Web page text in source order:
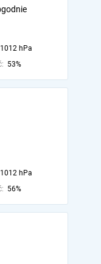
1012 hPa
53%
1012 hPa
56%